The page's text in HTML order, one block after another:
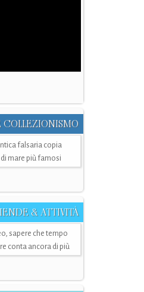
COLLEZIONISMO
falsaria copia
mare più famosi
& ATTIVITÀ
sapere che tempo
conta ancora di più